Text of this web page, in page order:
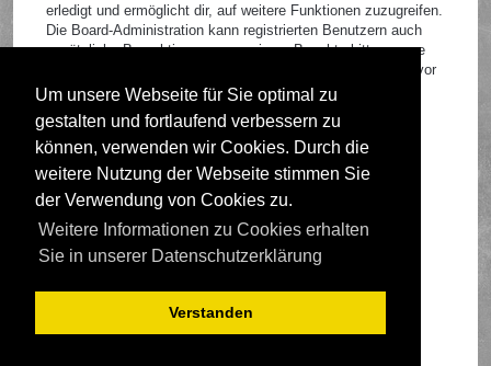
Um unsere Webseite für Sie optimal zu
gestalten und fortlaufend verbessern zu
können, verwenden wir Cookies. Durch die
weitere Nutzung der Webseite stimmen Sie
der Verwendung von Cookies zu.
Weitere Informationen zu Cookies erhalten
Sie in unserer Datenschutzerklärung
Verstanden
erledigt und ermöglicht dir, auf weitere Funktionen zuzugreifen.
Die Board-Administration kann registrierten Benutzern auch
zusätzliche Berechtigungen zuweisen. Beachte bitte unsere
Nutzungsbedingungen und die verwandten Regelungen, bevor
du dich registrierst. Bitte beachte auch die jeweiligen
Forenregeln, wenn du dich in diesem Board bewegst.
Nutzungsbedingungen|Datenschutzrichtlinie
Registrieren
Foren-Übersicht
Deutsche Übersetzung durchphpBB.de